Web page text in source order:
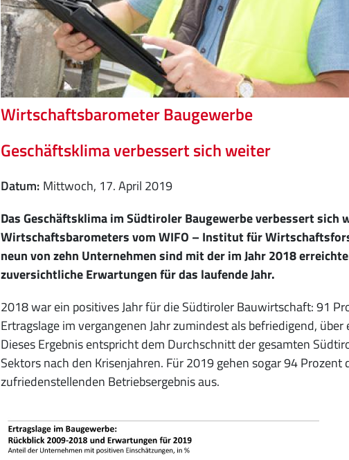
Wirtschaftsbarometer Baugewerbe
Geschäftsklima verbessert sich weiter
Datum Mittwoch, 17. April 2019
Das Geschäftsklima im Südtiroler Baugewerbe verbessert sich
Wirtschaftsbarometers vom WIFO – Institut für
neun von zehn Unternehmen sind mit der im Jahr 2018
zuversichtliche Erwartungen für das laufende Jahr.
2018 war ein positives Jahr für die Südtiroler Bauwirtschaft: 91
Ertragslage im vergangenen Jahr zumindest als befriedigend,
Dieses Ergebnis entspricht dem Durchschnitt der gesamten
Sektors nach den Krisenjahren. Für 2019 gehen sogar 94
zufriedenstellenden Betriebsergebnis aus.